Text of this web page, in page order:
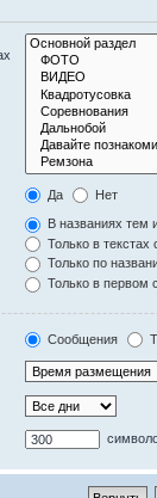
Да Нет
В названиях тем
Только в
Только по
Только в первом
Сообщения